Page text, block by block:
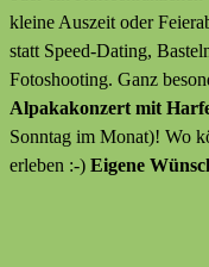
kleine Auszeit oder
statt Speed-Dating,
Fotoshooting. Ganz
Alpakakonzert mit
Sonntag im Monat)! Wo
erleben :-) Eigene